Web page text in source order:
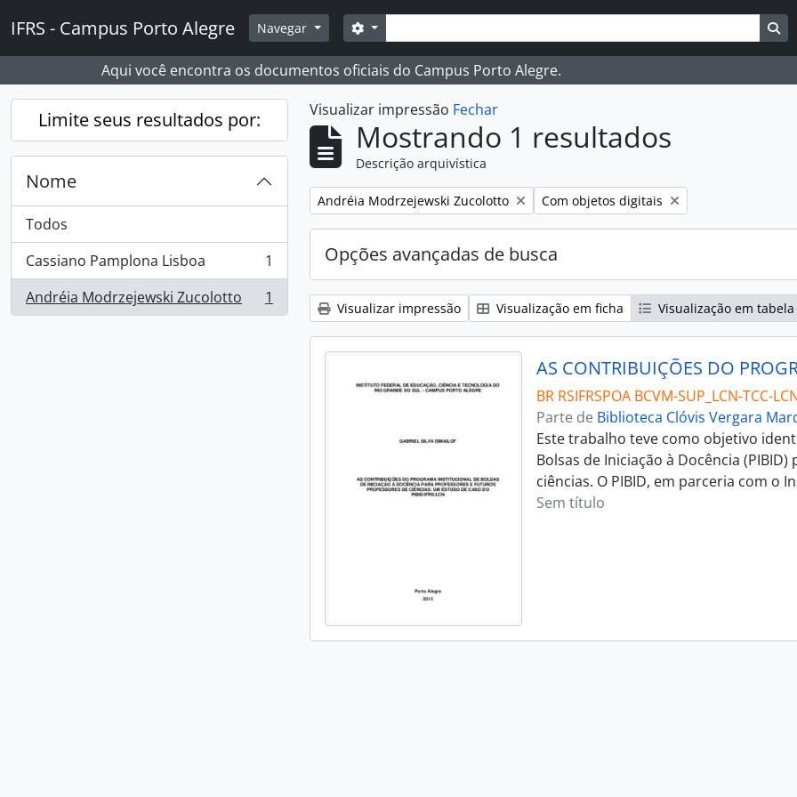
IFRS - Campus Porto Alegre Navegar Buscar
Opções de busca
Aqui você encontra os documentos oficiais do Campus Porto Alegre.
Limite seus resultados por:
Nome
Todos
Cassiano Pamplona Lisboa
, 1 resultados
1
Andréia Modrzejewski Zucolotto
, 1 resultados 1
Visualizar impressão Fechar
Mostrando 1 resultados
Descrição arquivística
Remover filtro:
Andréia Modrzejewski Zucolotto Remover filtro:
Com objetos digitais
Opções avançadas de busca
Visualizar impressão Visualização em ficha Visualização em tabela
BR RSIFRSPOA BCVM-SUP_LCN-TCC-
Parte de Biblioteca Clóvis Vergara
Este trabalho teve como objetivo
Bolsas de Iniciação à Docência
ciências. O PIBID, em parceria com o
Sem título